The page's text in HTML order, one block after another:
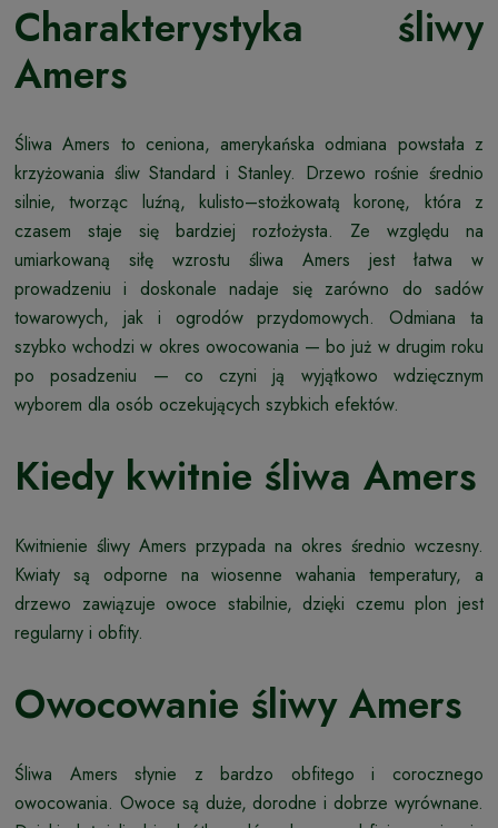
Charakterystyka śliwy
Amers
Śliwa Amers to ceniona, amerykańska odmiana powstała z
krzyżowania śliw Standard i Stanley. Drzewo rośnie średnio
silnie, tworząc luźną, kulisto–stożkowatą koronę, która z
czasem staje się bardziej rozłożysta. Ze względu na
umiarkowaną siłę wzrostu śliwa Amers jest łatwa w
prowadzeniu i doskonale nadaje się zarówno do sadów
towarowych, jak i ogrodów przydomowych. Odmiana ta
szybko wchodzi w okres owocowania — bo już w drugim roku
po posadzeniu — co czyni ją wyjątkowo wdzięcznym
wyborem dla osób oczekujących szybkich efektów.
Kiedy kwitnie śliwa Amers
Kwitnienie śliwy Amers przypada na okres średnio wczesny.
Kwiaty są odporne na wiosenne wahania temperatury, a
drzewo zawiązuje owoce stabilnie, dzięki czemu plon jest
regularny i obfity.
Owocowanie śliwy Amers
Śliwa Amers słynie z bardzo obfitego i corocznego
owocowania. Owoce są duże, dorodne i dobrze wyrównane.